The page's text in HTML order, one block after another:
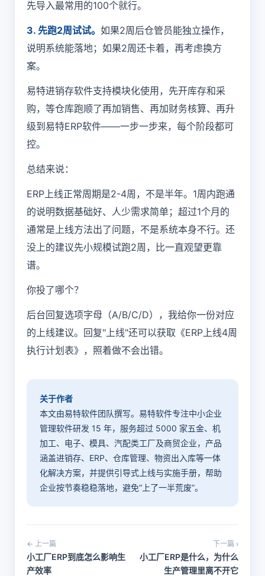
先导入最常用的100个就行。
3. 先跑2周试试。 如果2周后仓管员能独立操作，
说明系统能落地；如果2周还卡着，再考虑换方
案。
易特进销存软件支持模块化使用，先开库存和采
购，等仓库跑顺了再加销售、再加财务核算、再升
级到易特ERP软件——一步一步来，每个阶段都可
控。
总结来说：
ERP上线正常周期是2-4周，不是半年。1周内跑通
的说明数据基础好、人少需求简单；超过1个月的
通常是上线方法出了问题，不是系统本身不行。还
没上的建议先小规模试跑2周，比一直观望更靠
谱。
你投了哪个？
后台回复选项字母（A/B/C/D），我给你一份对应
的上线建议。回复"上线"还可以获取《ERP上线4周
执行计划表》，照着做不会出错。
关于作者
本文由易特软件团队撰写。易特软件专注中小企业
管理软件研发 15 年，服务超过 5000 家五金、机
加工、电子、模具、汽配类工厂及商贸企业，产品
涵盖进销存、ERP、仓库管理、物资出入库等一体
化解决方案，并提供引导式上线与实施手册，帮助
企业按节奏稳稳落地，避免“上了一半荒废”。
← 上一篇
小工厂ERP到底怎么影响生
产效率
下一篇 ›
小工厂ERP是什么，为什么
生产管理里离不开它